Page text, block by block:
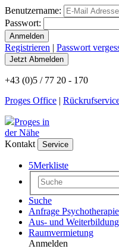
Benutzername:
Passwort:
Registrieren | Passwort
+43 (0)5 / 77 20 - 170
Proges Office |
Proges in
der Nähe
Kontakt
Service
5Merkliste
Suche
Anfrage Psychotherapie
Aus- und
Raumvermietung
Anmelden